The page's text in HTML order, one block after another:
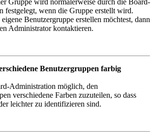
festgelegt, wenn die Gruppe erstellt wird.
Benutzergruppe erstellen möchtest, dann
Administrator kontaktieren.
Benutzergruppen farbig
Administration möglich, den
verschiedene Farben zuzuteilen, so dass
leichter zu identifizieren sind.